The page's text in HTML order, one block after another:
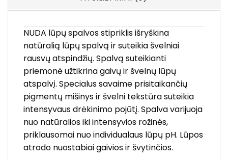
NUDA lūpų spalvos stipriklis išryškina
natūralią lūpų spalvą ir suteikia švelniai
rausvų atspindžių. Spalvą suteikianti
priemonė užtikrina gaivų ir švelnų lūpų
atspalvį. Specialus savaime prisitaikančių
pigmentų mišinys ir švelni tekstūra suteikia
intensyvaus drėkinimo pojūtį. Spalva varijuoja
nuo natūralios iki intensyvios rožinės,
priklausomai nuo individualaus lūpų pH. Lūpos
atrodo nuostabiai gaivios ir švytinčios.